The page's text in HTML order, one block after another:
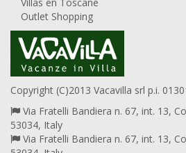
Outlet Shopping
Copyright (C)2013 Vacavilla srl p.i.
Via Fratelli Bandiera n. 67, int. 13,
53034, Italy
Via Fratelli Bandiera n. 67, int. 13,